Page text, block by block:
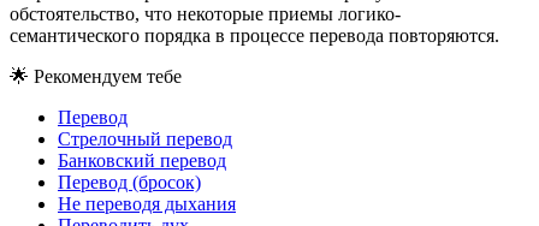
обстоятельство, что некоторые приемы логико-
семантического порядка в процессе перевода повторяются.
🌟 Рекомендуем тебе
Перевод
Стрелочный перевод
Банковский перевод
Перевод (бросок)
Не переводя дыхания